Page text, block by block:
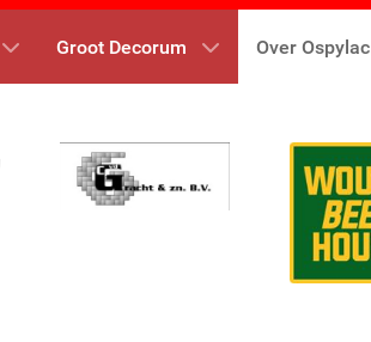
Groot Decorum Over Ospylac